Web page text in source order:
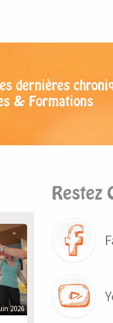
dernières
& Formations
2026
Restez